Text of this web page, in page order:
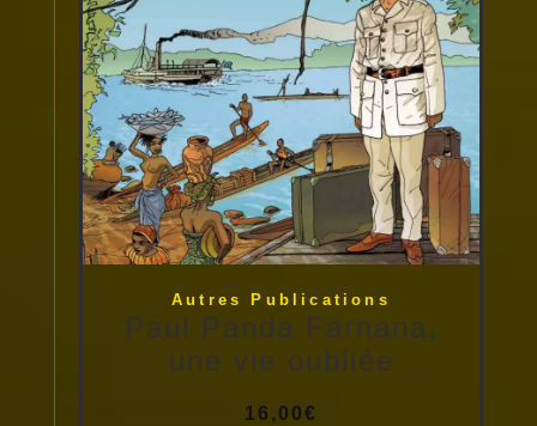
Autres Publications
Paul Panda Farnana,
une vie oubliée
16,00€